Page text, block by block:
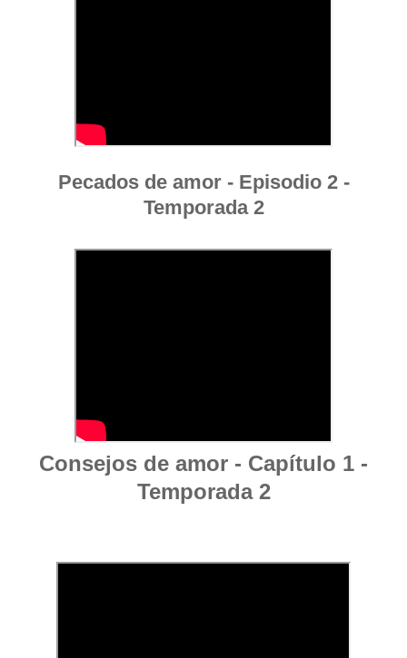
Pecados de amor - Episodio 2 -
Temporada 2
Consejos de amor - Capítulo 1 -
Temporada 2